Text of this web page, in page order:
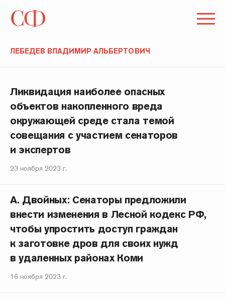
ЛЕБЕДЕВ ВЛАДИМИР АЛЬБЕРТОВИЧ
Ликвидация наиболее опасных
объектов накопленного вреда
окружающей среде стала темой
совещания с участием сенаторов
и экспертов
23 ноября 2023 г.
А. Двойных: Сенаторы предложили
внести изменения в Лесной кодекс РФ,
чтобы упростить доступ граждан
к заготовке дров для своих нужд
в удаленных районах Коми
16 ноября 2023 г.